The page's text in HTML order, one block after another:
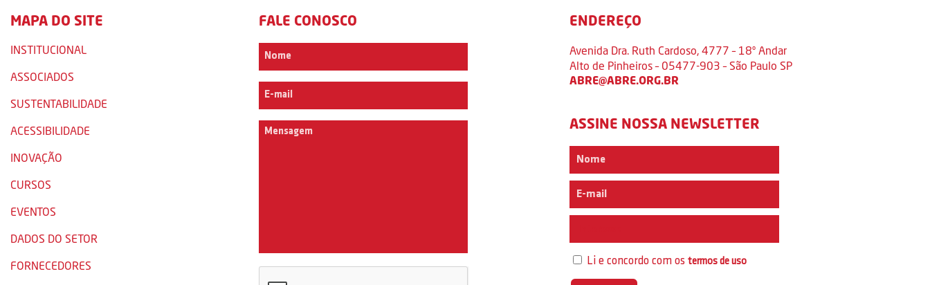
MAPA DO SITE
INSTITUCIONAL
ASSOCIADOS
SUSTENTABILIDADE
ACESSIBILIDADE
INOVAÇÃO
CURSOS
EVENTOS
DADOS DO SETOR
FORNECEDORES
FALE CONOSCO ENDEREÇO
Avenida Dra. Ruth Cardoso, 4777 – 18º Andar
Alto de Pinheiros – 05477-903 – São Paulo SP
ABRE@ABRE.ORG.BR
ASSINE NOSSA NEWSLETTER
Li e concordo com ostermos de uso